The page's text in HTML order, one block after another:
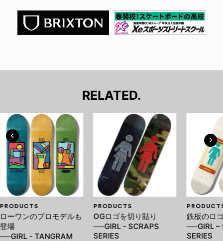
RELATED.
PRODUCTS
ローワンのプロモデルも
登場
──GIRL - TANGRAM
PRODUCTS
OGロゴを切り貼り
──GIRL - SCRAPS
SERIES
鉄板のロ
──GIRL –
SERIES